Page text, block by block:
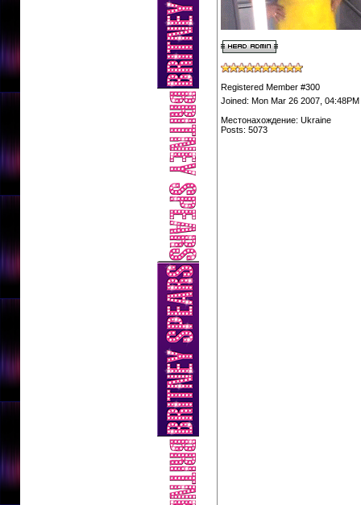
Registered Member #300
Joined: Mon Mar 26 2007, 04:48PM
Местонахождение: Ukraine
Posts: 5073